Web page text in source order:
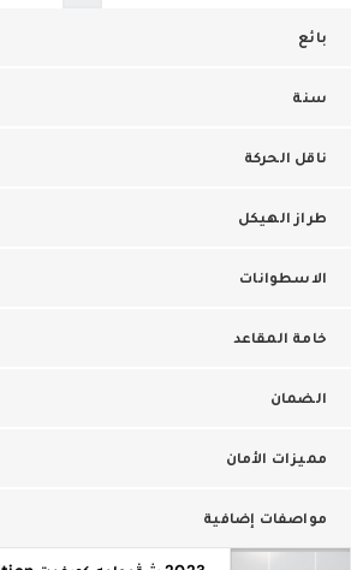
بائع
سنة
ناقل الحركة
طراز الهيكل
الاسطوانات
خامة المقاعد
الضمان
مميزات الأمان
مواصفات إضافية